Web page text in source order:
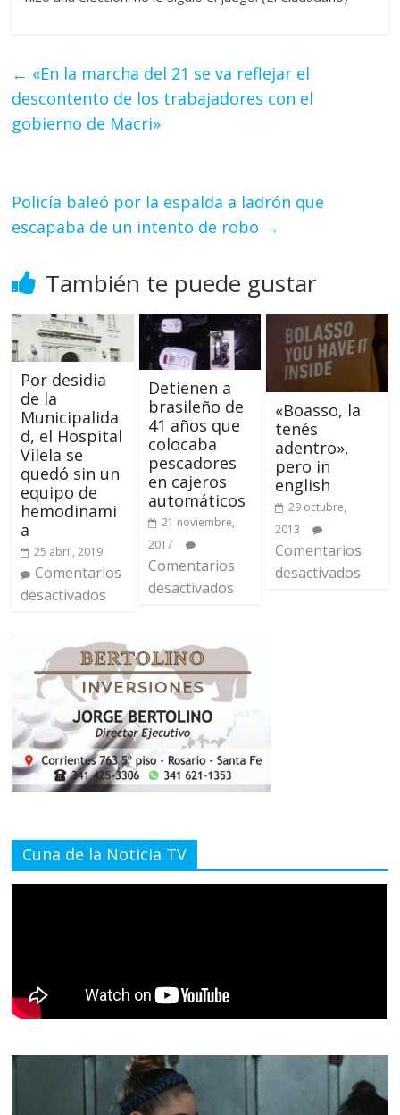
← «En la marcha del 21 se va reflejar el
descontento de los trabajadores con el
gobierno de Macri»
Policía baleó por la espalda a ladrón que
escapaba de un intento de robo →
También te puede gustar
Por desidia
de la
Municipalida
d, el Hospital
Vilela se
quedó sin un
equipo de
hemodinami
a
25 abril, 2019
Comentarios
desactivados
Detienen a
brasileño de
41 años que
colocaba
pescadores
en cajeros
automáticos
21 noviembre,
2017
Comentarios
desactivados
«Boasso, la
tenés
adentro»,
pero in
english
29 octubre,
2013
Comentarios
desactivados
Cuna de la Noticia TV